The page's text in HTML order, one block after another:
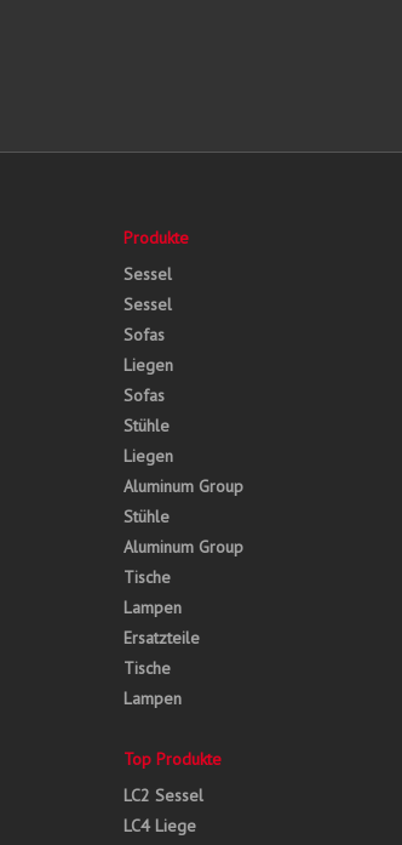
Produkte
Sessel
Sessel
Sofas
Liegen
Sofas
Stühle
Liegen
Aluminum Group
Stühle
Aluminum Group
Tische
Lampen
Ersatzteile
Tische
Lampen
Top Produkte
LC2 Sessel
LC4 Liege